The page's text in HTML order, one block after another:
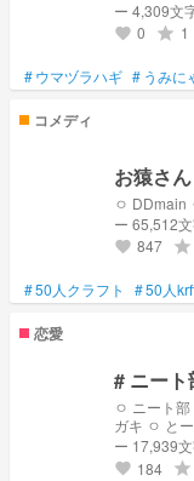
ー 4,309文
favorite 0 grade 1
#ウマヅラハギ # うみに
コメディ
お猿さん
ー 65,512
favorite 847 grade
#50人クラフト #50人
恋愛
# ニート
ㅇ ニート部 短編集 ㅇ 更新 🐢🐢🐢 ㅇ
ー 17,939
favorite 184 grade